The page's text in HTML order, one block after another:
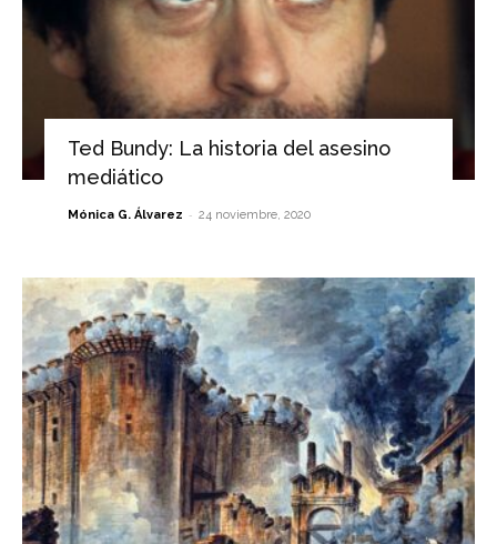
Ted Bundy: La historia del asesino
mediático
Mónica G. Álvarez - 24 noviembre, 2020